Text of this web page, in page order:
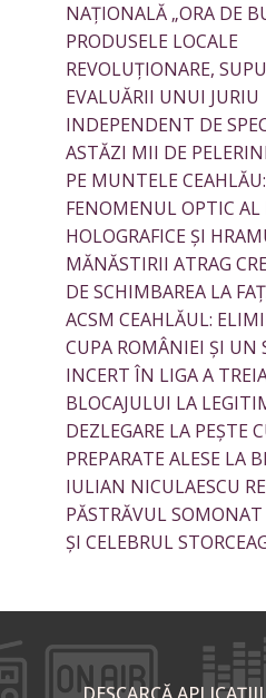
NAȚIONALĂ „ORA DE
PRODUSELE LOCALE
REVOLUȚIONARE,
EVALUĂRII UNUI JURIU
INDEPENDENT DE
ASTĂZI MII DE
PE MUNTELE CEAHLĂU:
FENOMENUL OPTIC AL
HOLOGRAFICE ȘI
MĂNĂSTIRII ATRAG
DE SCHIMBAREA LA
ACSM CEAHLĂUL:
CUPA ROMÂNIEI ȘI UN
INCERT ÎN LIGA A
BLOCAJULUI LA
DEZLEGARE LA PEȘTE
PREPARATE ALESE LA
IULIAN NICULAESCU
PĂSTRĂVUL
ȘI CELEBRUL